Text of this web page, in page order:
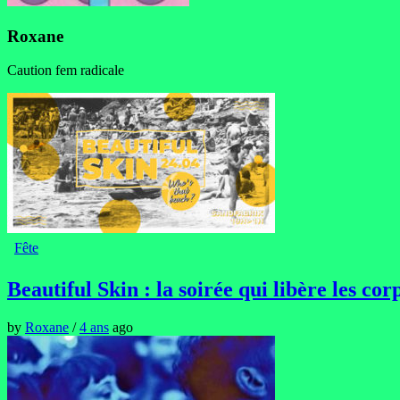
Roxane
Caution fem radicale
Fête
Beautiful Skin : la soirée qui libère les
by Roxane /4 ans ago